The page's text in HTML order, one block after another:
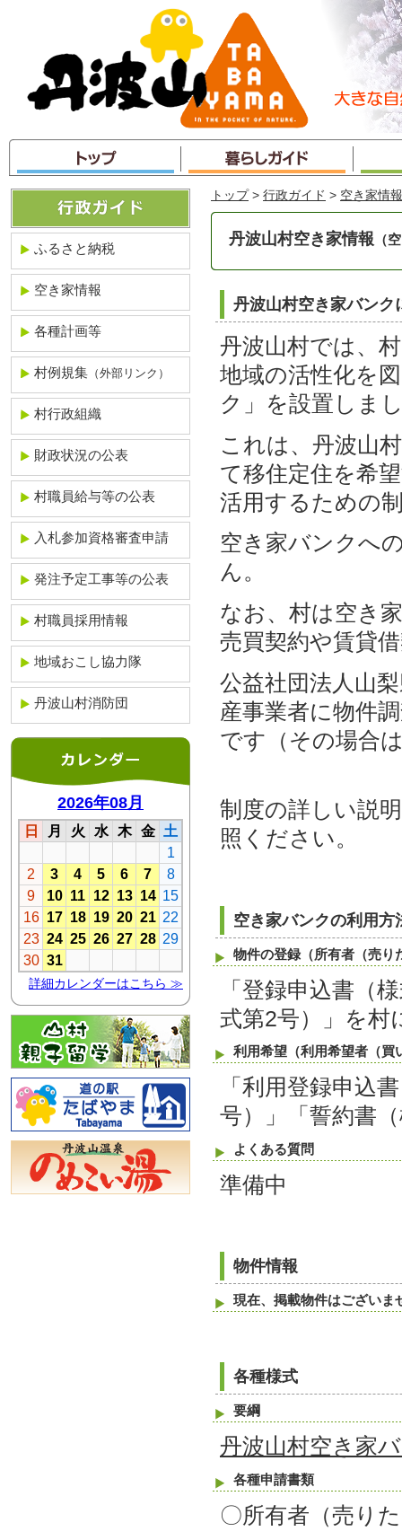
ャ
ン
プ
トップ > 行政ガイド > 空き家情報
丹波山村空き家情報 （
丹波山村空き家バンク
丹波山村では、
地域の活性化を
ク」を設置しま
これは、丹波山
て移住定住を希
活用するための
空き家バンクへ
ん。
なお、村は空き
売買契約や賃貸
公益社団法人山
産事業者に物件
です（その場合
制度の詳しい説
照ください。
空き家バンクの利用方
物件の登録（所有者（売り
「登録申込書（
式第2号）」を村
利用希望（利用希望者（買
「利用登録申込
号）」「誓約書
よくある質問
準備中
物件情報
現在、掲載物件はございま
各種様式
要綱
丹波山村空き家
各種申請書類
〇所有者（売り
ふるさと納税
空き家情報
各種計画等
村例規集 （外部リンク）
村行政組織
財政状況の公表
村職員給与等の公表
入札参加資格審査申請
発注予定工事等の公表
村職員採用情報
地域おこし協力隊
丹波山村消防団